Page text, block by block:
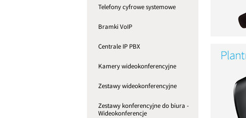
Telefony cyfrowe systemowe
Bramki VoIP
Centrale IP PBX
Kamery wideokonferencyjne
Zestawy wideokonferencyjne
Zestawy konferencyjne do biura -
Wideokonferencje